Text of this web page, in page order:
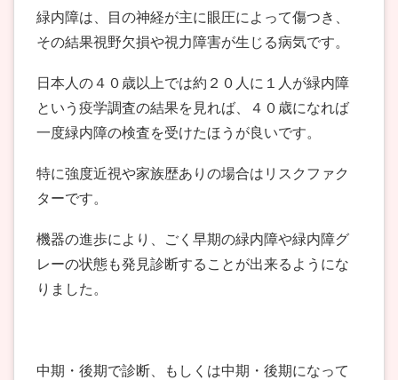
緑内障は、目の神経が主に眼圧によって傷つき、
その結果視野欠損や視力障害が生じる病気です。
日本人の４０歳以上では約２０人に１人が緑内障
という疫学調査の結果を見れば、４０歳になれば
一度緑内障の検査を受けたほうが良いです。
特に強度近視や家族歴ありの場合はリスクファク
ターです。
機器の進歩により、ごく早期の緑内障や緑内障グ
レーの状態も発見診断することが出来るようにな
りました。
中期・後期で診断、もしくは中期・後期になって